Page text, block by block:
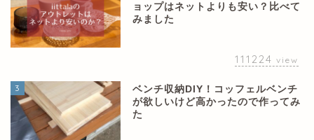
ョップはネットよりも安い？比べて
みました
111224 view
3
ベンチ収納DIY！コッフェルベンチ
が欲しいけど高かったので作ってみ
た